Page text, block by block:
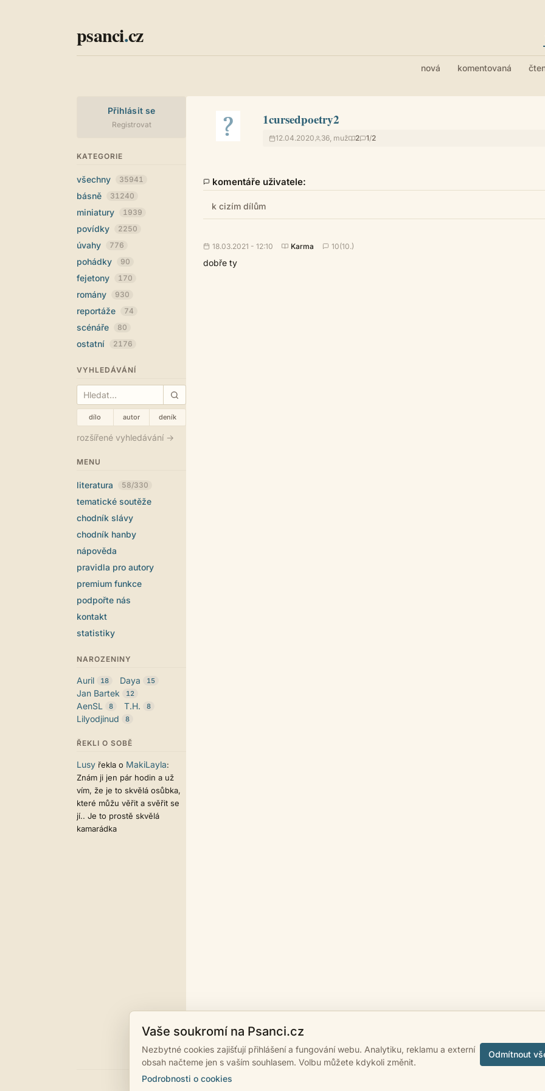
psanci.cz
nová komentovaná
Přihlásit se
Registrovat
KATEGORIE
všechny 35941
básně 31240
miniatury 1939
povídky 2250
úvahy 776
pohádky 90
fejetony 170
romány 930
reportáže 74
scénáře 80
ostatní 2176
VYHLEDÁVÁNÍ
dílo autor deník
rozšířené vyhledávání →
MENU
literatura 58/330
tematické soutěže
chodník slávy
chodník hanby
nápověda
pravidla pro autory
premium funkce
podpořte nás
kontakt
statistiky
NAROZENINY
Auril 18 Daya 15
Jan Bartek 12
AenSL 8 T.H. 8
Lilyodjinud 8
ŘEKLI O SOBĚ
Lusy řekla o MakiLayla:
Znám ji jen pár hodin a už
vím, že je to skvělá osůbka,
které můžu věřit a svěřit se
jí.. Je to prostě skvělá
kamarádka
1cursedpoetry2
12.04.2020 36, muž 2 1/2
komentáře uživatele:
k cizím dílům
18.03.2021 - 12:10 Karma 10(10.)
dobře ty
Vaše soukromí na Psanci.cz
Nezbytné cookies zajišťují přihlášení a fungování webu. Analytiku, reklamu a externí
obsah načteme jen s vaším souhlasem. Volbu můžete kdykoli změnit.
Podrobnosti o cookies
Odmítnout